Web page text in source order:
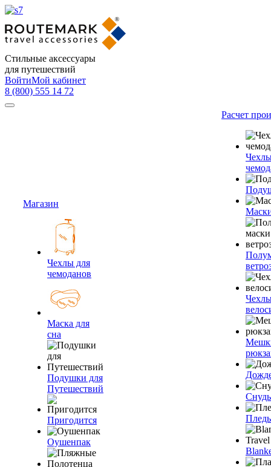
Стильные аксессуары
для путешествий
ВойтиМой кабинет
8 (800) 555 14 72
Магазин
Чехлы для
чемоданов
Маска для
сна
Подушки для
Путешествий
Пригодится
Оушенпак
Расчет